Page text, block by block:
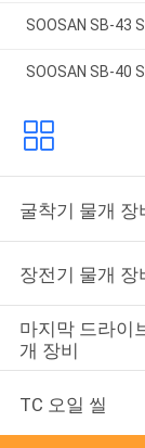
SOOSAN SB-43
SOOSAN SB-40
굴착기 물개 장
장전기 물개 장
마지막 드라이
개 장비
TC 오일 씰